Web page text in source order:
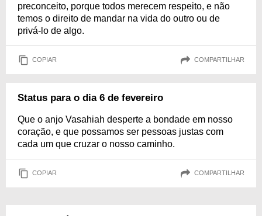
preconceito, porque todos merecem respeito, e não
temos o direito de mandar na vida do outro ou de
privá-lo de algo.
COPIAR COMPARTILHAR
Status para o dia 6 de fevereiro
Que o anjo Vasahiah desperte a bondade em nosso
coração, e que possamos ser pessoas justas com
cada um que cruzar o nosso caminho.
COPIAR COMPARTILHAR